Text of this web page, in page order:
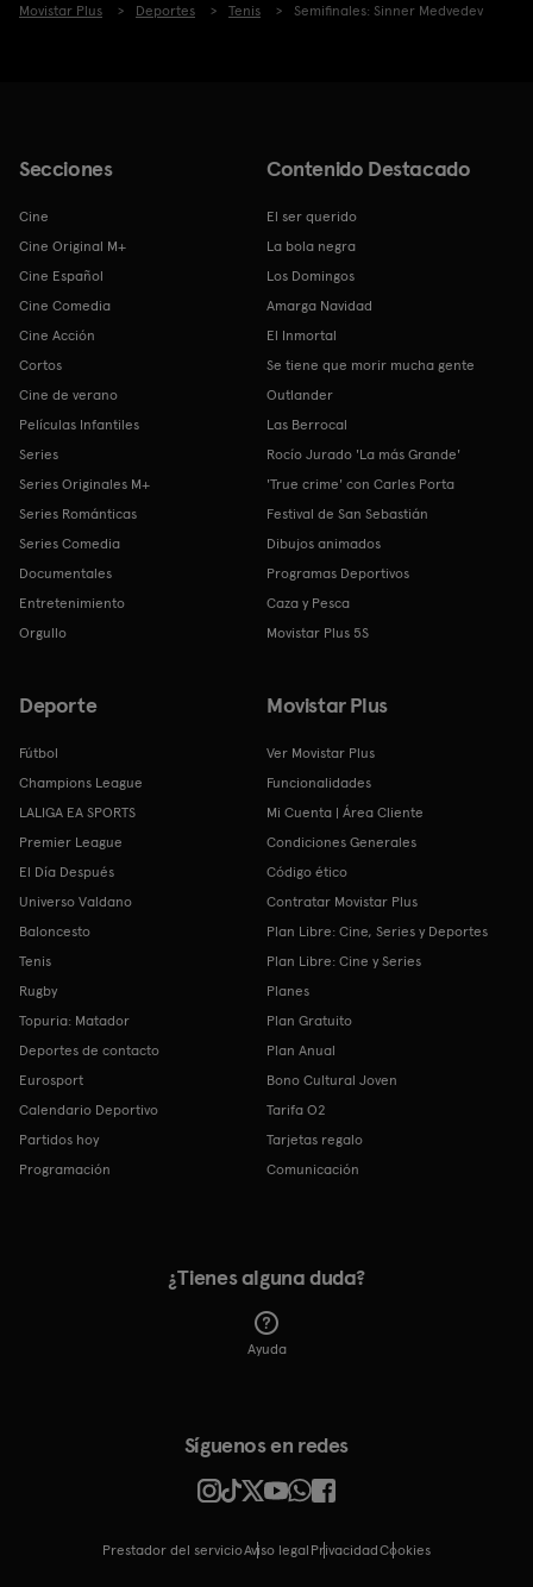
Movistar Plus Deportes Tenis Semifinales: Sinner Medvedev
Secciones
Cine
Cine Original M+
Cine Español
Cine Comedia
Cine Acción
Cortos
Cine de verano
Películas Infantiles
Series
Series Originales M+
Series Románticas
Series Comedia
Documentales
Entretenimiento
Orgullo
Contenido Destacado
El ser querido
La bola negra
Los Domingos
Amarga Navidad
El Inmortal
Se tiene que morir mucha gente
Outlander
Las Berrocal
Rocío Jurado 'La más Grande'
'True crime' con Carles Porta
Festival de San Sebastián
Dibujos animados
Programas Deportivos
Caza y Pesca
Movistar Plus 5S
Deporte
Fútbol
Champions League
LALIGA EA SPORTS
Premier League
El Día Después
Universo Valdano
Baloncesto
Tenis
Rugby
Topuria: Matador
Deportes de contacto
Eurosport
Calendario Deportivo
Partidos hoy
Programación
Movistar Plus
Ver Movistar Plus
Funcionalidades
Mi Cuenta | Área Cliente
Condiciones Generales
Código ético
Contratar Movistar Plus
Plan Libre: Cine, Series y Deportes
Plan Libre: Cine y Series
Planes
Plan Gratuito
Plan Anual
Bono Cultural Joven
Tarifa O2
Tarjetas regalo
Comunicación
¿Tienes alguna duda?
Ayuda
Prestador del servicioAviso legal Privacidad cookies
Síguenos en redes